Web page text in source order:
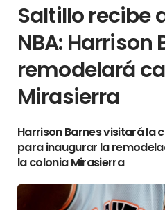
Saltillo recibe
NBA: Harrison
remodelará
Mirasierra
Harrison Barnes visitará la
para inaugurar la
la colonia Mirasierra